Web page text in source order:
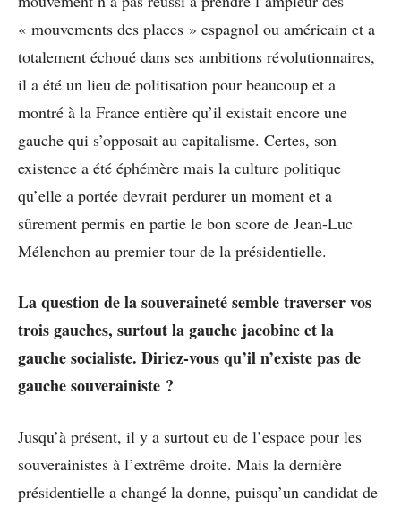
« mouvements des places » espagnol ou américain et a
totalement échoué dans ses ambitions révolutionnaires,
il a été un lieu de politisation pour beaucoup et a
montré à la France entière qu’il existait encore une
gauche qui s’opposait au capitalisme. Certes, son
existence a été éphémère mais la culture politique
qu’elle a portée devrait perdurer un moment et a
sûrement permis en partie le bon score de Jean-Luc
Mélenchon au premier tour de la présidentielle.
La question de la souveraineté semble traverser vos
trois gauches, surtout la gauche jacobine et la
gauche socialiste. Diriez-vous qu’il n’existe pas de
gauche souverainiste ?
Jusqu’à présent, il y a surtout eu de l’espace pour les
souverainistes à l’extrême droite. Mais la dernière
présidentielle a changé la donne, puisqu’un candidat de